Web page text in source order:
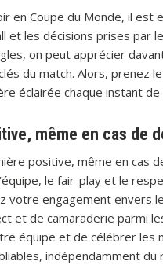
en Coupe du Monde, il
et les décisions prises par
on peut apprécier
du match. Alors, prenez
éclairée chaque instant
même en cas de
positive, même en
le fair-play et le
votre engagement envers
et de camaraderie parmi
équipe et de célébrer les
indépendamment du